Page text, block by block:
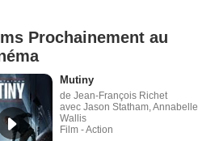
Prochainement au
Mutiny
de Jean-François Richet
avec Jason Statham, Annabelle
Wallis
Film - Action